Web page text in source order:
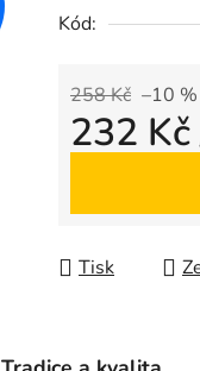
5
Kód:
258 Kč –10 %
232 Kč
Tisk